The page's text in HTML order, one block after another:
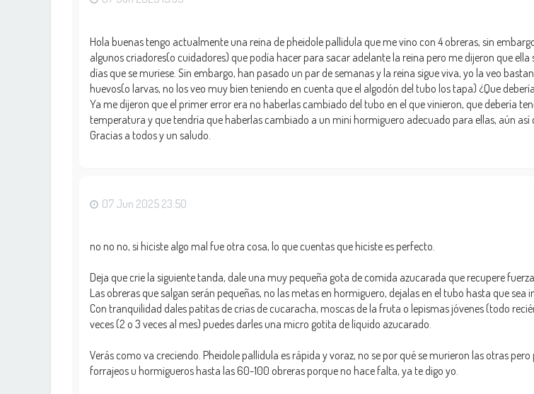
Hola buenas tengo actualmente una reina de pheidole pallidula que me vino con 4 obreras, sin
algunos criadores(o cuidadores) que podía hacer para sacar adelante la reina pero me dijeron que
días que se muriese. Sin embargo, han pasado un par de semanas y la reina sigue viva, yo la veo
huevos(o larvas, no los veo muy bien teniendo en cuenta que el algodón del tubo los tapa) ¿Que
Ya me dijeron que el primer error era no haberlas cambiado del tubo en el que vinieron, que debería
temperatura y que tendría que haberlas cambiado a un mini hormiguero adecuado para ellas, aún así
Gracias a todos y un saludo.
07 Jun 2025 23:50
no no no, si hiciste algo mal fue otra cosa, lo que cuentas que hiciste es perfecto.
Deja que crie la siguiente tanda, dale una muy pequeña gota de comida azucarada que recupere
Las obreras que salgan serán pequeñas, no las metas en hormiguero, dejalas en el tubo hasta que sea
Con tranquilidad dales patitas de crias de cucaracha, moscas de la fruta o lepismas jóvenes (todo
veces (2 o 3 veces al mes) puedes darles una micro gotita de líquido azucarado.
Verás como va creciendo. Pheidole pallidula es rápida y voraz, no se por qué se murieron las otras pero
forrajeos u hormigueros hasta las 60-100 obreras porque no hace falta, ya te digo yo.